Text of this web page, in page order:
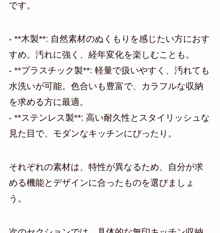
です。
- **木製**: 自然素材のぬくもりを感じたい方におす
すめ。汚れに強く、経年変化を楽しむことも。
- **プラスチック製**: 軽量で扱いやすく、汚れても
水洗いが可能。色合いも豊富で、カラフルな収納
を求める方に最適。
- **ステンレス製**: 高い耐久性とスタイリッシュな
見た目で、モダンなキッチンにぴったり。
それぞれの素材は、特性が異なるため、自分が求
める機能とデザインに合ったものを選びましょ
う。